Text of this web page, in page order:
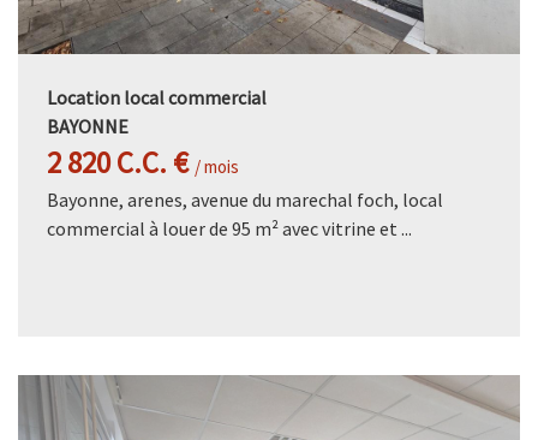
Location local commercial
BAYONNE
2 820 C.C. € / mois
Bayonne, arenes, avenue du marechal foch, local
commercial à louer de 95 m² avec vitrine et ...